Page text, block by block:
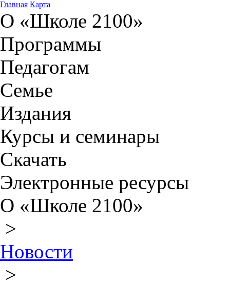
Главная Карта
О «Школе 2100»
Программы
Педагогам
Семье
Издания
Курсы и семинары
Скачать
Электронные ресурсы
О «Школе 2100»
>
Новости
>